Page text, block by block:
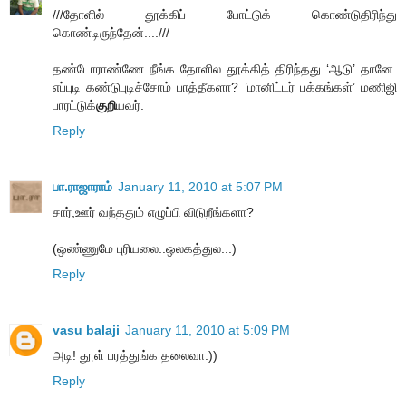
///தோளில் தூக்கிப் போட்டுக் கொண்டுதிரிந்து
கொண்டிருந்தேன்....///
தண்டோராண்ணே நீங்க தோளில தூக்கித் திரிந்தது ‘ஆடு’ தானே.
எப்புடி கண்டுபுடிச்சோம் பாத்தீகளா? ’மானிட்டர் பக்கங்கள்’ மணிஜி
பாரட்டுக்குறியவர்.
Reply
பா.ராஜாராம் January 11, 2010 at 5:07 PM
சார்,ஊர் வந்ததும் எழுப்பி விடுறீங்களா?
(ஒண்ணுமே புரியலை..ஒலகத்துல...)
Reply
vasu balaji January 11, 2010 at 5:09 PM
அடி! தூள் பரத்துங்க தலைவா:))
Reply